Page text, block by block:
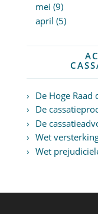
mei (9)
april (5)
De Hoge Raad
De
De
Wet
Wet